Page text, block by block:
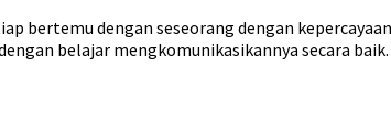
bertemu dengan seseorang dengan
belajar mengkomunikasikannya secara baik.